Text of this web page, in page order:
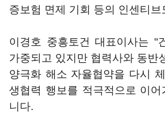
증보험 면제 기회 등의 인센티
이경호 중흥토건 대표이사는 "
가중되고 있지만 협력사와 동반
양극화 해소 자율협약을 다시
생협력 행보를 적극적으로 이
니다.